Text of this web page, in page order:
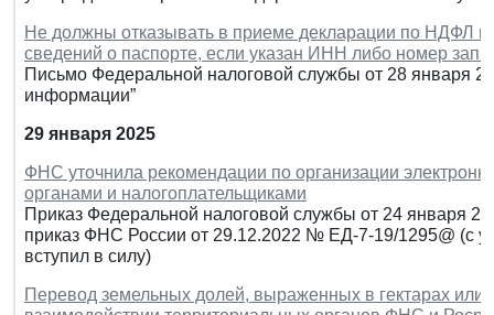
Не должны отказывать в приеме декларации по НДФЛ
сведений о паспорте, если указан ИНН либо номер
Письмо Федеральной налоговой службы от 28 января
информации”
29 января 2025
ФНС уточнила рекомендации по организации
органами и налогоплательщиками
Приказ Федеральной налоговой службы от 24 января
приказ ФНС России от 29.12.2022 № ЕД-7-19/1295@ (с
вступил в силу)
Перевод земельных долей, выраженных в гектарах или